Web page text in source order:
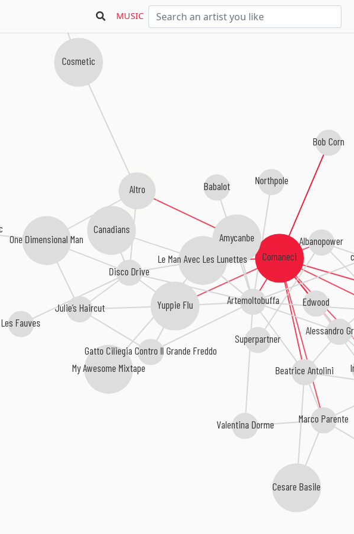
MUSIC
Comaneci
Bob Corn
Amycanbe
Le Man Avec Les Lunettes
Artemoltobuffa
Beatrice Antolini
Altro
Alessandro
Yuppie Flu
Marco Parente
Edwood
Albanopower
Cesare Basile
Disco Drive
Babalot
Superpartner
One Dimensional Man
Canadians
Northpole
Les Fauves
Valentina Dorme
Cosmetic
My Awesome Mixtape
Gatto Ciliegia Contro Il Grande Freddo
Julie’s Haircut